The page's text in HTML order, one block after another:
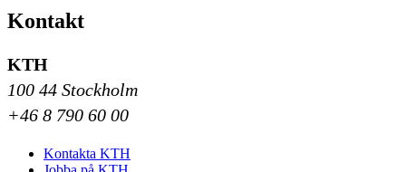
Kontakt
KTH
100 44 Stockholm
+46 8 790 60 00
Kontakta KTH